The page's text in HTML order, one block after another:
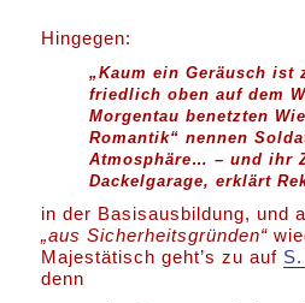
Hingegen:
„Kaum ein Geräusch ist
friedlich oben auf dem
Morgentau benetzten
Romantik“ nennen
Atmosphäre… – und ihr
Dackelgarage, erklärt
in der Basisausbildung, und
„aus Sicherheitsgründen“
Majestätisch geht’s zu auf S.
denn